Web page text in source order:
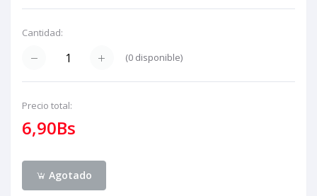
Cantidad:
(0 disponible)
Precio total:
6,90Bs
Agotado